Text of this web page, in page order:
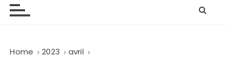
Home 2023
avril